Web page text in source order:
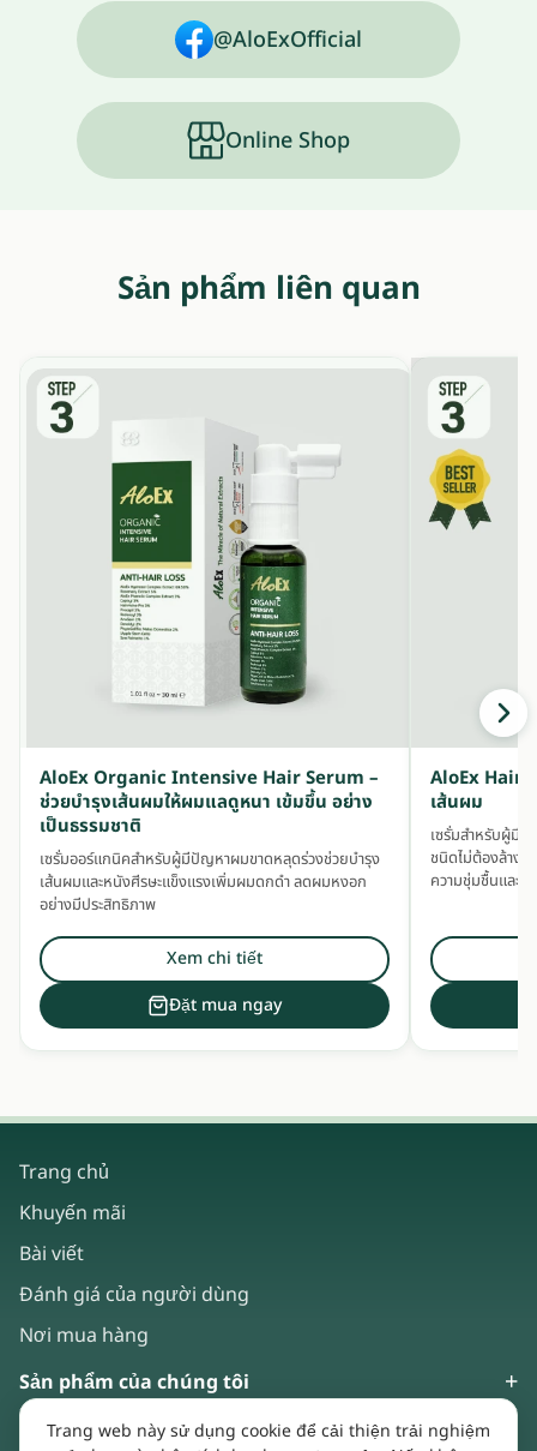
@AloExOfficial
Online Shop
Sản phẩm liên quan
AloEx Organic Intensive Hair Serum –
ช่วยบำรุงเส้นผมให้ผมแลดูหนา เข้มขึ้น อย่าง
เป็นธรรมชาติ
เซรั่มออร์แกนิคสำหรับผู้มีปัญหาผมขาดหลุดร่วงช่วยบำรุง
เส้นผมและหนังศีรษะแข็งแรงเพิ่มผมดกดำ ลดผมหงอก
อย่างมีประสิทธิภาพ
Xem chi tiết
Đặt mua ngay
AloEx Hair
เส้นผม
เซรั่มสำหรับผู้มี
ชนิดไม่ต้องล้างอ
ความชุ่มชื้นและส
Trang chủ
Khuyến mãi
Bài viết
Đánh giá của người dùng
Nơi mua hàng
Sản phẩm của chúng tôi
Về chúng tôi
Trang web này sử dụng cookie để cải thiện trải nghiệm